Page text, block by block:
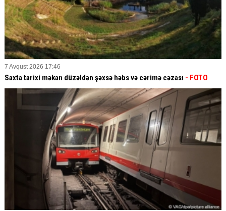
7 Avqust 2026 17:46
Saxta tarixi məkan düzəldən şəxsə həbs və cərimə cəzası - FOTO